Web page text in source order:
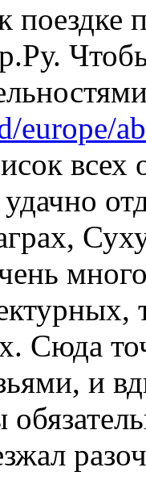
europe/
всех
Сюда
и